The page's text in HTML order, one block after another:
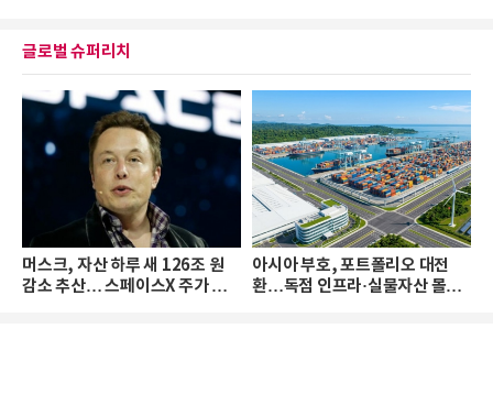
글로벌 슈퍼리치
머스크, 자산 하루 새 126조 원
감소 추산… 스페이스X 주가 하
아시아 부호, 포트폴리오 대전
환…독점 인프라·실물자산 몰린